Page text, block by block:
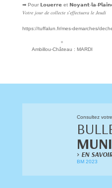
➡ Pour 𝗟𝗼𝘂𝗲𝗿𝗿𝗲 et 𝗡𝗼𝘆𝗮𝗻𝘁-𝗹𝗮-
𝑉𝑜𝑡𝑟𝑒 𝑗𝑜𝑢𝑟 𝑑𝑒 𝑐𝑜𝑙𝑙𝑒𝑐𝑡𝑒 𝑠’𝑒𝑓𝑓𝑒𝑐𝑡𝑢𝑒𝑟𝑎 𝑙𝑒 𝐽𝑒𝑢𝑑𝑖
https://tuffalun.fr/mes-demarches/
Ambillou-Château : MARDI
Consultez
> EN
BM 2023